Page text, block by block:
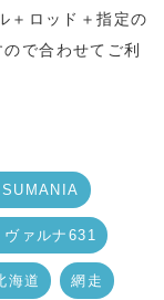
＋ロッド＋指定の
で合わせてご利
ァルナ631
海道 網走